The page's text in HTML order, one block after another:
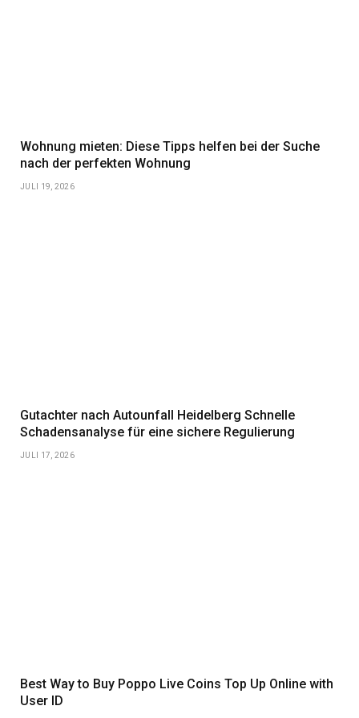
Wohnung mieten: Diese Tipps helfen bei der Suche
nach der perfekten Wohnung
JULI 19, 2026
Gutachter nach Autounfall Heidelberg Schnelle
Schadensanalyse für eine sichere Regulierung
JULI 17, 2026
Best Way to Buy Poppo Live Coins Top Up Online with
User ID